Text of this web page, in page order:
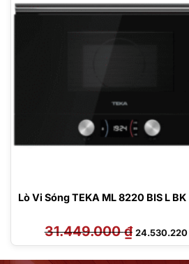
Lò Vi Sóng TEKA ML 8220 BIS L BK
31.449.000₫ Giá
gốc
là:
24.530.220